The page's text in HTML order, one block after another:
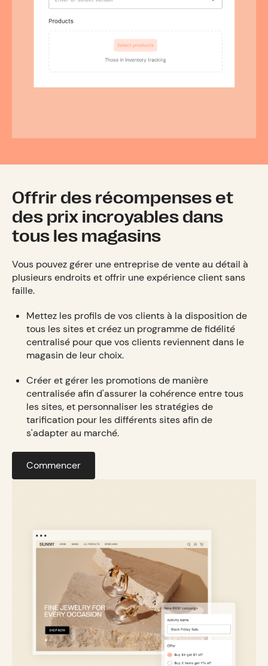
Offrir des récompenses et
des prix incroyables dans
tous les magasins
Vous pouvez gérer une entreprise de vente au détail à
plusieurs endroits et offrir une expérience client sans
faille.
Mettez les profils de vos clients à la disposition de
tous les sites et créez un programme de fidélité
centralisé pour que vos clients reviennent dans le
magasin de leur choix.
Créer et gérer les promotions de manière
centralisée afin d'assurer la cohérence entre tous
les sites, et personnaliser les stratégies de
tarification pour les différents sites afin de
s'adapter au marché.
Commencer